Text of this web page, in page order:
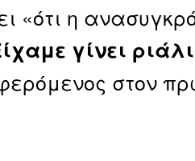
«ότι η
γίνει
στον